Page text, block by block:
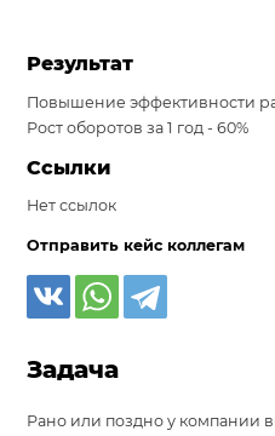
Результат
Повышение эффективности
Рост оборотов за 1 год - 60%
Ссылки
Нет ссылок
Отправить кейс коллегам
Задача
Рано или поздно у компании